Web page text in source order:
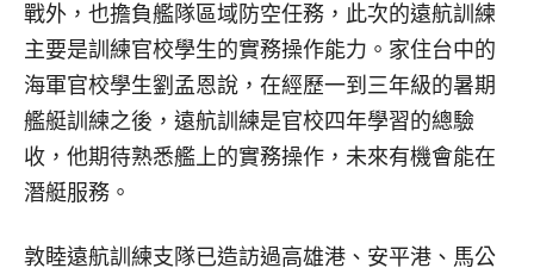
戰外，也擔負艦隊區域防空任務，此次的遠航訓練
主要是訓練官校學生的實務操作能力。家住台中的
海軍官校學生劉孟恩說，在經歷一到三年級的暑期
艦艇訓練之後，遠航訓練是官校四年學習的總驗
收，他期待熟悉艦上的實務操作，未來有機會能在
潛艇服務。
敦睦遠航訓練支隊已造訪過高雄港、安平港、馬公